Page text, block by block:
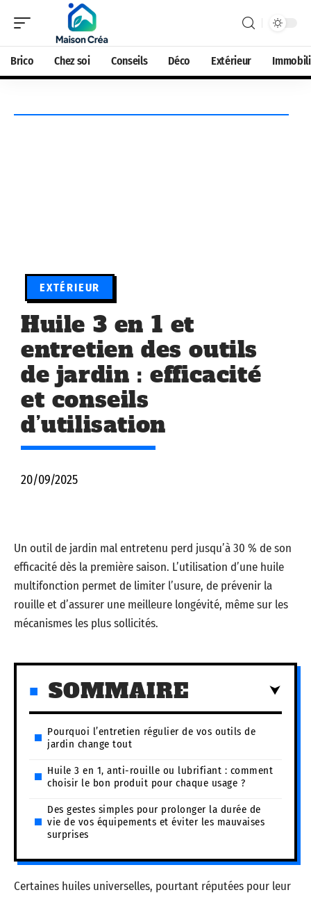
Brico Chez soi Conseils Déco Extérieur
EXTÉRIEUR
Huile 3 en 1 et
entretien des outils
de jardin : efficacité
et conseils
d’utilisation
20/09/2025
Un outil de jardin mal entretenu perd jusqu’à 30 % de son
efficacité dès la première saison. L’utilisation d’une huile
multifonction permet de limiter l’usure, de prévenir la
rouille et d’assurer une meilleure longévité, même sur les
mécanismes les plus sollicités.
SOMMAIRE
Pourquoi l’entretien régulier de vos outils de
jardin change tout
Huile 3 en 1, anti-rouille ou lubrifiant : comment
choisir le bon produit pour chaque usage ?
Des gestes simples pour prolonger la durée de
vie de vos équipements et éviter les mauvaises
surprises
Certaines huiles universelles, pourtant réputées pour leur